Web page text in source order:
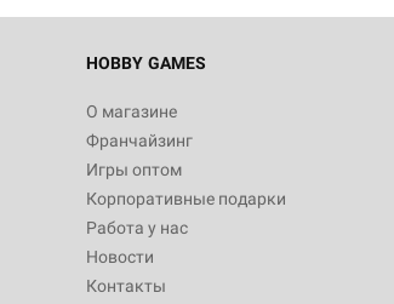
HOBBY GAMES
О магазине
Франчайзинг
Игры оптом
Корпоративные подарки
Работа у нас
Новости
Контакты
Белая смерть
12 990
Настольная игра Hobby World Ужас
3 490